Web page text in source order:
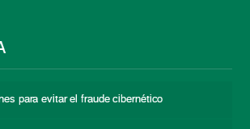
para evitar el fraude cibernético